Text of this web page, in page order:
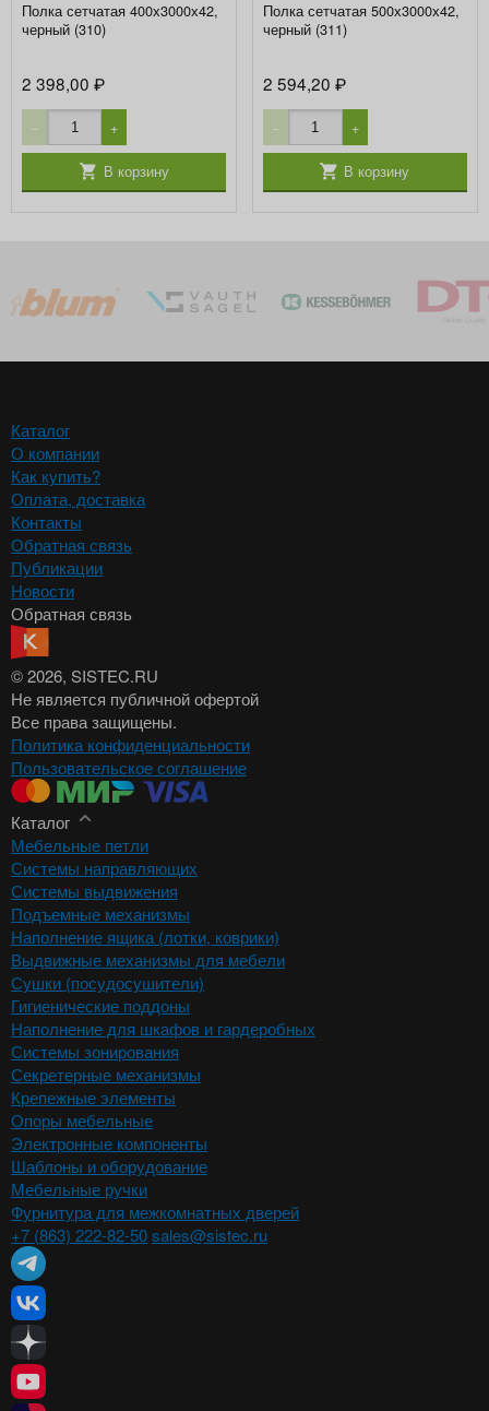
Полка сетчатая 400х3000х42,
черный (310)
2 398,00₽
− +
В корзину
Полка сетчатая 500х3000х42,
черный (311)
2 594,20 ₽
− +
В корзину
Каталог
О компании
Как купить?
Оплата, доставка
Контакты
Обратная связь
Публикации
Новости
Обратная связь
© 2026, SISTEC.RU
Не является публичной офертой
Все права защищены.
Политика конфиденциальности
Пользовательское соглашение
Каталог
Мебельные петли
Системы направляющих
Системы выдвижения
Подъемные механизмы
Наполнение ящика (лотки, коврики)
Выдвижные механизмы для мебели
Сушки (посудосушители)
Гигиенические поддоны
Наполнение для шкафов и гардеробных
Системы зонирования
Секретерные механизмы
Крепежные элементы
Опоры мебельные
Электронные компоненты
Шаблоны и оборудование
Мебельные ручки
Фурнитура для межкомнатных дверей
+7 (863) 222-82-50sales@sistec.ru